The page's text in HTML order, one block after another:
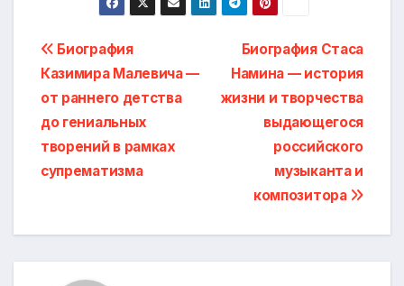
Навигация
по
записям
Биография Стаса
Намина — история
жизни и творчества
выдающегося
российского
музыканта и
композитора
Биография
Казимира Малевича —
от раннего детства
до гениальных
творений в рамках
супрематизма